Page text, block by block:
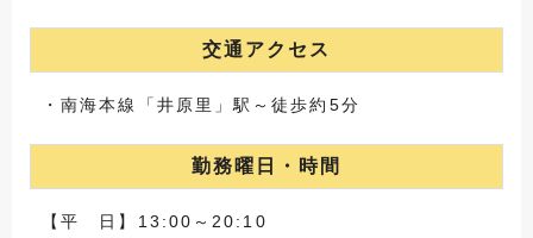
交通アクセス
・南海本線「井原里」駅～徒歩約5分
勤務曜日・時間
【平 日】13:00～20:10